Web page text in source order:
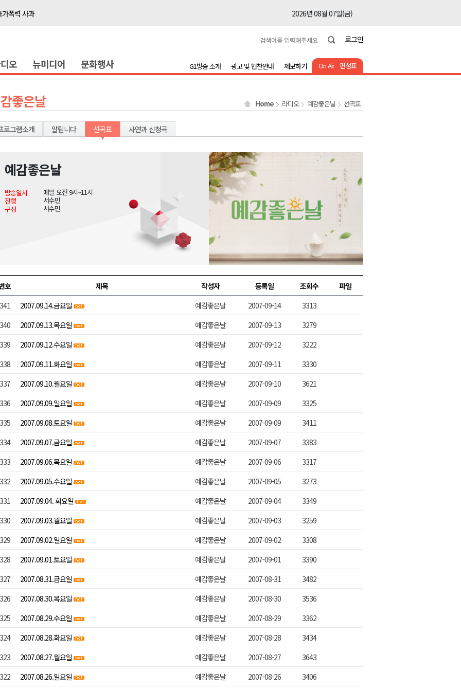
가폭력 사과
2026년 08월 07일(금)
2026년 08월 07일(금)
초청 특별 강연
2026년 08월 07일(금)
유치 건의
2026년 08월 07일(금)
명 인사
된 공동체"
2026년 08월 07일(금)
가폭력 사과
2026년 08월 07일(금)
목
2026년 08월 07일(금)
간담회
2026년 08월 07일(금)
2026년 08월 07일(금)
2026년 08월 07일(금)
2026년 08월 07일(금)
2026년 08월 07일(금)
2026년 08월 07일(금)
명 인사
2026년 08월 07일(금)
로그인
오 뉴미디어 문화행사 On Air 편성표
G1방송 소개 광고 및 협찬안내 제보하기
좋은날 Home 라디오 예감좋은날 선곡표
로그램소개 알립니다 선곡표 사연과 신청곡
예감좋은날
방송일시
매일 오전 9시~11시
진행
서수민
구성
서수민
호 제목 작성자 등록일 조회수
파일
341
2007.09.14.금요일 예감좋은날 2007-09-14
3313
340
2007.09.13.목요일 예감좋은날 2007-09-13
3279
339
2007.09.12.수요일 예감좋은날 2007-09-12
3222
338
2007.09.11.화요일 예감좋은날 2007-09-11
3330
337
2007.09.10.월요일 예감좋은날 2007-09-10
3621
336
2007.09.09.일요일 예감좋은날 2007-09-09
3325
335
2007.09.08.토요일 예감좋은날 2007-09-09
3411
334
2007.09.07.금요일 예감좋은날 2007-09-07
3383
333
2007.09.06.목요일 예감좋은날 2007-09-06
3317
332
2007.09.05.수요일 예감좋은날 2007-09-05
3273
331
2007.09.04. 화요일 예감좋은날 2007-09-04
3349
330
2007.09.03.월요일 예감좋은날 2007-09-03
3259
329
2007.09.02.일요일 예감좋은날 2007-09-02
3308
328
2007.09.01.토요일 예감좋은날 2007-09-01
3390
327
2007.08.31.금요일 예감좋은날 2007-08-31
3482
326
2007.08.30.목요일 예감좋은날 2007-08-30
3536
325
2007.08.29.수요일 예감좋은날 2007-08-29
3362
324
2007.08.28.화요일 예감좋은날 2007-08-28
3434
323
2007.08.27.월요일 예감좋은날 2007-08-27
3643
322
2007.08.26.일요일 예감좋은날 2007-08-26 3406